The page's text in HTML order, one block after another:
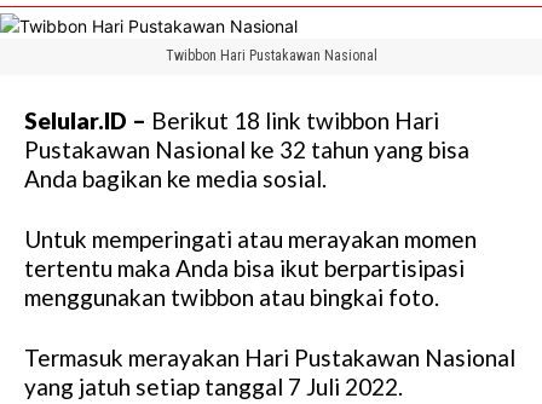
Twibbon Hari Pustakawan Nasional
Selular.ID – Berikut 18 link twibbon Hari
Pustakawan Nasional ke 32 tahun yang bisa
Anda bagikan ke media sosial.
Untuk memperingati atau merayakan momen
tertentu maka Anda bisa ikut berpartisipasi
menggunakan twibbon atau bingkai foto.
Termasuk merayakan Hari Pustakawan Nasional
yang jatuh setiap tanggal 7 Juli 2022.